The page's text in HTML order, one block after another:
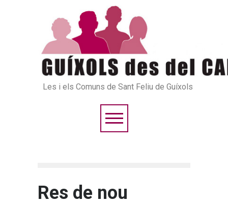
Les i els Comuns de Sant Feliu de Guíxols
Res de nou